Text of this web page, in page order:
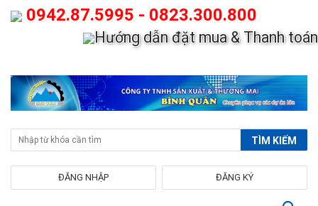
0942.87.5995 - 0823.300.800
Hướng dẫn đặt mua & Thanh toán
TÌM KIẾM
ĐĂNG KÝ
ĐĂNG NHẬP